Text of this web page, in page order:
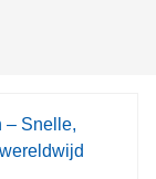
– Snelle,